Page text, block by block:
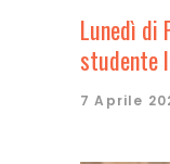
Lunedì di
studente
7 Aprile